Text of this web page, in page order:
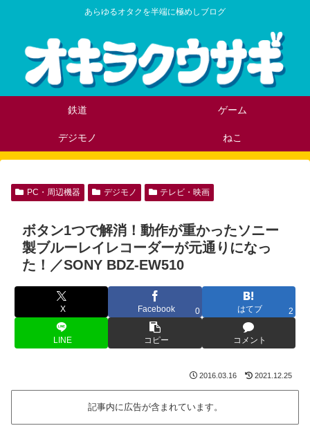
あらゆるオタクを半端に極めしブログ
鉄道 ゲーム
デジモノ ねこ
PC・周辺機器 デジモノ テレビ・映画
ボタン1つで解消！動作が重かったソニー
製ブルーレイレコーダーが元通りになっ
た！／SONY BDZ-EW510
X Facebook 0 はてブ 2
LINE コピー コメント
2016.03.16 2021.12.25
記事内に広告が含まれています。